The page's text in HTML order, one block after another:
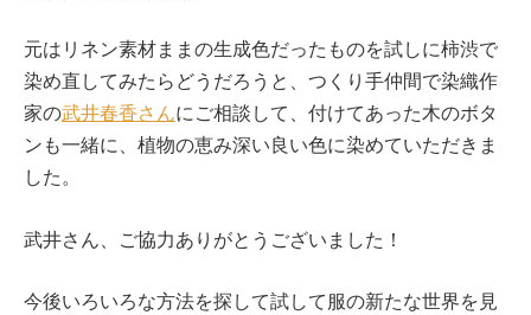
元はリネン素材ままの生成色だったものを試しに柿渋で
染め直してみたらどうだろうと、つくり手仲間で染織作
家の武井春香さんにご相談して、付けてあった木のボタ
ンも一緒に、植物の恵み深い良い色に染めていただきま
した。
武井さん、ご協力ありがとうございました！
今後いろいろな方法を探して試して服の新たな世界を見